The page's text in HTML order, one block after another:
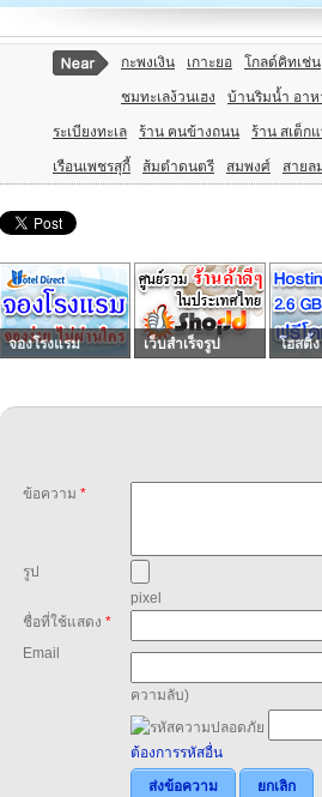
กะพงเงิน เกาะยอ โกลด์คิทเช่น
ชมทะเลง้วนเฮง บ้านริมน้ำ อาห
ระเบียงทะเล ร้าน ฅนข้างถนน ร้าน สเต็ก
เรือนเพชรสุกี้ ส้มตำดนตรี สมพงศ์ สายล
จองโรงแรม เว็บสำเร็จรูป โฮสติ้ง
ข้อความ *
รูป
pixel
ชื่อที่ใช้แสดง *
Email
ความลับ)
ต้องการรหัสอื่น
ส่งข้อความ
ยกเลิก